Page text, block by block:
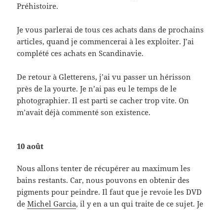
Préhistoire.
Je vous parlerai de tous ces achats dans de prochains
articles, quand je commencerai à les exploiter. J’ai
complété ces achats en Scandinavie.
De retour à Gletterens, j’ai vu passer un hérisson
près de la yourte. Je n’ai pas eu le temps de le
photographier. Il est parti se cacher trop vite. On
m’avait déjà commenté son existence.
10 août
Nous allons tenter de récupérer au maximum les
bains restants. Car, nous pouvons en obtenir des
pigments pour peindre. Il faut que je revoie les DVD
deMichel Garcia, il y en a un qui traite de ce sujet. Je